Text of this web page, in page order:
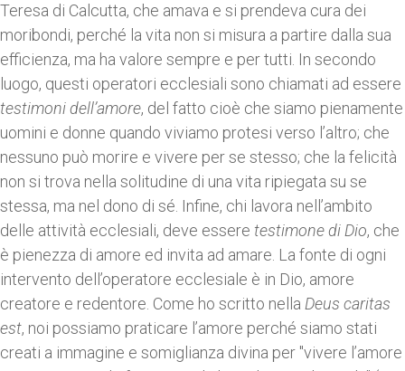
Teresa di Calcutta, che amava e si prendeva cura dei
moribondi, perché la vita non si misura a partire dalla sua
efficienza, ma ha valore sempre e per tutti. In secondo
luogo, questi operatori ecclesiali sono chiamati ad essere
testimonidell’amore, del fatto cioè che siamo pienamente
uomini e donne quando viviamo protesi verso l’altro; che
nessuno può morire e vivere per se stesso; che la felicità
non si trova nella solitudine di una vita ripiegata su se
stessa, ma nel dono di sé. Infine, chi lavora nell’ambito
delle attività ecclesiali, deve essere testimone di Dio, che
è pienezza di amore ed invita ad amare. La fonte di ogni
intervento dell’operatore ecclesiale è in Dio, amore
creatore e redentore. Come ho scritto nella Deus caritas
est, noi possiamo praticare l’amore perché siamo stati
creati a immagine e somiglianza divina per "vivere l’amore